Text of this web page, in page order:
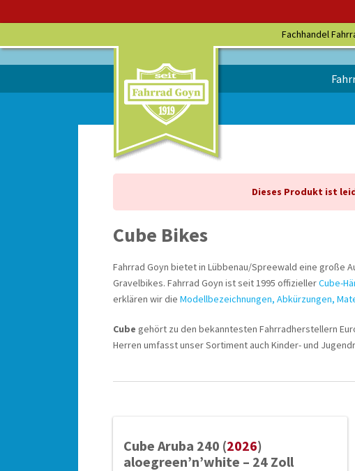
Fachhandel
Dieses Produkt ist
Cube Bikes
Fahrrad Goyn bietet in Lübbenau/Spreewald eine große
Gravelbikes. Fahrrad Goyn ist seit 1995 offiziellerCube-
erklären wir die Modellbezeichnungen, Abkürzungen,
Cube gehört zu den bekanntesten Fahrradherstellern
Herren umfasst unser Sortiment auch Kinder- und
Cube Aruba 240 (2026)
aloegreen’n’white – 24 Zoll